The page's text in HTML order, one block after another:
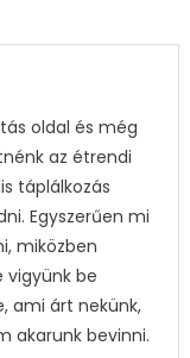
oldal és még
az étrendi
táplálkozás
Egyszerűen mi
miközben
vigyünk be
ami árt nekünk,
akarunk bevinni.